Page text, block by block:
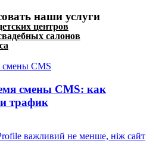
наши услуги
центров
салонов
смены CMS: как
трафик